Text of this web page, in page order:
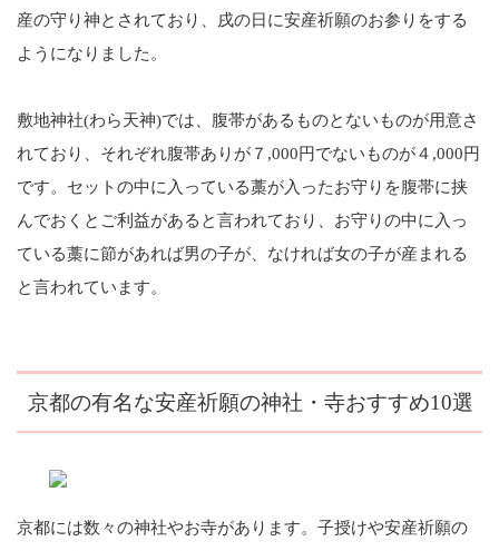
産の守り神とされており、戌の日に安産祈願のお参りをする
ようになりました。
敷地神社(わら天神)では、腹帯があるものとないものが用意さ
れており、それぞれ腹帯ありが７,000円でないものが４,000円
です。セットの中に入っている藁が入ったお守りを腹帯に挟
んでおくとご利益があると言われており、お守りの中に入っ
ている藁に節があれば男の子が、なければ女の子が産まれる
と言われています。
京都の有名な安産祈願の神社・寺おすすめ10選
京都には数々の神社やお寺があります。子授けや安産祈願の